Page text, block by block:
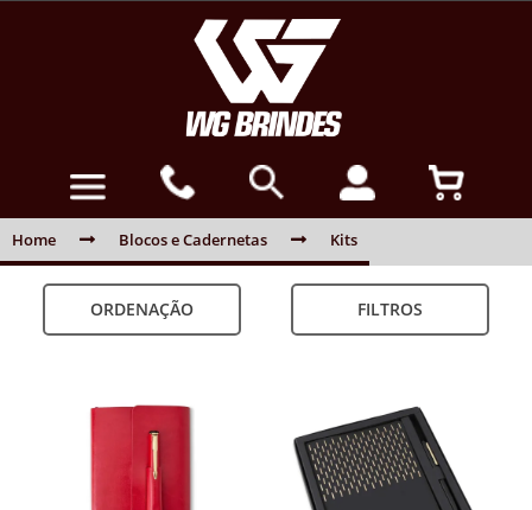
Home Blocos e Cadernetas Kits
ORDENAÇÃO FILTROS